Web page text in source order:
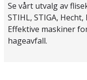
Se vårt utvalg av
STIHL, STIGA,
Effektive maskiner
hageavfall.